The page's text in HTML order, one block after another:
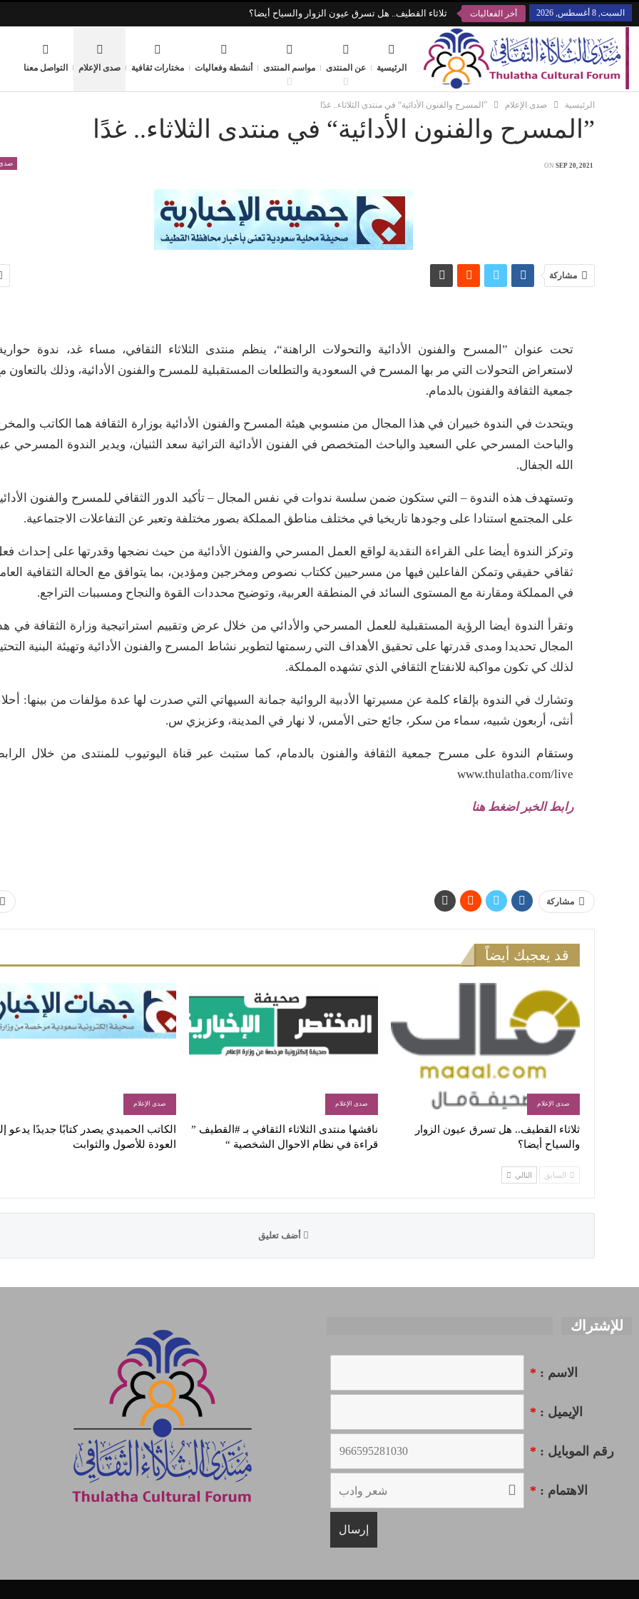
السبت, 8 أغسطس, 2026 أخر الفعاليات ثلاثاء القطيف.. هل تسرق عيون الزوار والسياح أيضا؟
الرئيسية عن المنتدى مواسم المنتدى أنشطة وفعاليات مختارات ثقافية صدى الإعلام التواصل معنا
الرئيسية صدى الإعلام ”المسرح والفنون الأدائية“ في منتدى الثلاثاء.. غدًا
”المسرح والفنون الأدائية“ في منتدى الثلاثاء.. غدًا
صدى ON SEP 20, 2021
مشاركة
تحت عنوان ”المسرح والفنون الأدائية والتحولات الراهنة“، ينظم منتدى الثلاثاء الثقافي، مساء غد، ندوة
لاستعراض التحولات التي مر بها المسرح في السعودية والتطلعات المستقبلية للمسرح والفنون الأدائية، وذلك بالتعاون
جمعية الثقافة والفنون بالدمام.
ويتحدث في الندوة خبيران في هذا المجال من منسوبي هيئة المسرح والفنون الأدائية بوزارة الثقافة هما الكاتب
والباحث المسرحي علي السعيد والباحث المتخصص في الفنون الأدائية التراثية سعد الثنيان، ويدير الندوة المسرحي
الله الجفال.
وتستهدف هذه الندوة – التي ستكون ضمن سلسة ندوات في نفس المجال – تأكيد الدور الثقافي للمسرح والفنون
على المجتمع استنادا على وجودها تاريخيا في مختلف مناطق المملكة بصور مختلفة وتعبر عن التفاعلات الاجتماعية.
وتركز الندوة أيضا على القراءة النقدية لواقع العمل المسرحي والفنون الأدائية من حيث نضجها وقدرتها على إحداث
ثقافي حقيقي وتمكن الفاعلين فيها من مسرحيين ككتاب نصوص ومخرجين ومؤدين، بما يتوافق مع الحالة الثقافية
في المملكة ومقارنة مع المستوى السائد في المنطقة العربية، وتوضيح محددات القوة والنجاح ومسببات التراجع.
وتقرأ الندوة أيضا الرؤية المستقبلية للعمل المسرحي والأدائي من خلال عرض وتقييم استراتيجية وزارة الثقافة في
المجال تحديدا ومدى قدرتها على تحقيق الأهداف التي رسمتها لتطوير نشاط المسرح والفنون الأدائية وتهيئة البنية
لذلك كي تكون مواكبة للانفتاح الثقافي الذي تشهده المملكة.
وتشارك في الندوة بإلقاء كلمة عن مسيرتها الأدبية الروائية جمانة السيهاتي التي صدرت لها عدة مؤلفات من بينها:
أنثى، أربعون شبيه، سماء من سكر، جائع حتى الأمس، لا نهار في المدينة، وعزيزي س.
وستقام الندوة على مسرح جمعية الثقافة والفنون بالدمام، كما ستبث عبر قناة اليوتيوب للمنتدى من خلال
www.thulatha.com/live
رابط الخبر اضغط هنا
مشاركة
قد يعجبك أيضاً
صدى الإعلام
ثلاثاء القطيف.. هل تسرق عيون الزوار
والسياح أيضا؟
صدى الإعلام
ناقشها منتدى الثلاثاء الثقافي بـ #القطيف ”
قراءة في نظام الاحوال الشخصية “
صدى الإعلام
الكاتب الحميدي يصدر كتابًا جديدًا يدعو
العودة للأصول والثوابت
السابق التالي
أضف تعليق
للإشتراك
الاسم : *
الإيميل : *
رقم الموبايل : *
الاهتمام : *